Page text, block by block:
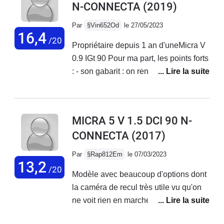
moteur impec. Et quelle ligne! Toujours
16,4/20
N-CONNECTA (2019)
Par §Vin652Od le 27/05/2023
Propriétaire depuis 1 an d'uneMicra V
0.9 IGt 90 Pour ma part, les points forts
: - son gabarit : on rentre / on
prends pas trop de place - son châssis
roues de 16 pouces et les pneus
d'origine en Bridgestone qui font
50.000kms ). La direction est précise
et la voiture s'inscrit bien dans les
courbes sans soucis - son moteur (
13,2 /20
MICRA 5 V 1.5 DCI 90 N-
CONNECTA (2017)
Par §Rap812Em le 07/03/2023
Modèle avec beaucoup d'options dont
la caméra de recul très utile vu qu'on
ne voit rien en marche arrière, tableau